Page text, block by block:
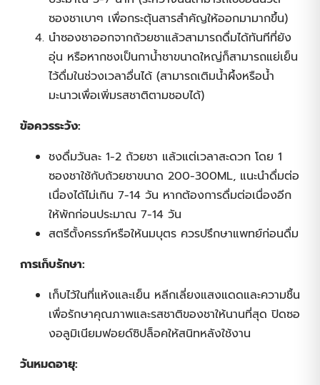
ซองชาเบาๆ เพื่อกระตุ้นสารสำคัญให้ออกมามากขึ้น)
นำซองชาออกจากถ้วยชาแล้วสามารถดื่มได้ทันทีที่ยัง
อุ่น หรือหากชงเป็นกาน้ำชาขนาดใหญ่ก็สามารถแย่เย็น
ไว้ดื่มในช่วงเวลาอื่นได้ (สามารถเติมน้ำผึ้งหรือน้ำ
มะนาวเพื่อเพิ่มรสชาติตามชอบได้)
ข้อควรระวัง:
ชงดื่มวันละ 1-2 ถ้วยชา แล้วแต่เวลาสะดวก โดย 1
ซองชาใช้กับถ้วยชาขนาด 200-300ML, แนะนำดื่มต่อ
เนื่องได้ไม่เกิน 7-14 วัน หากต้องการดื่มต่อเนื่องอีก
ให้พักก่อนประมาณ 7-14 วัน
สตรีตั้งครรภ์หรือให้นมบุตร ควรปรึกษาแพทย์ก่อนดื่ม
การเก็บรักษา:
เก็บไว้ในที่แห้งและเย็น หลีกเลี่ยงแสงแดดและความชื้น
เพื่อรักษาคุณภาพและรสชาติของชาให้นานที่สุด ปิดซอ
งอลูมิเนียมฟอยด์ซิปล็อคให้สนิทหลังใช้งาน
วันหมดอายุ: